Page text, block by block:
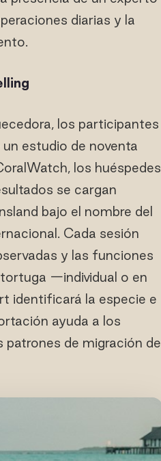
diarias y la
los participantes
estudio de noventa
los huéspedes
se cargan
bajo el nombre del
Cada sesión
y las funciones
—individual o en
identificará la especie e
ayuda a los
patrones de migración de